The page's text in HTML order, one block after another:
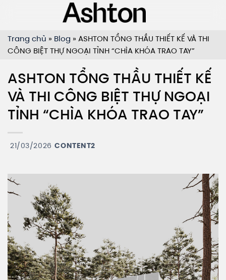
dung
Trang chủ » Blog » ASHTON TỔNG THẦU THIẾT KẾ VÀ THI
CÔNG BIỆT THỰ NGOẠI TỈNH “CHÌA KHÓA TRAO TAY”
ASHTON TỔNG THẦU THIẾT KẾ
VÀ THI CÔNG BIỆT THỰ NGOẠI
TỈNH “CHÌA KHÓA TRAO TAY”
21/03/2026 CONTENT2